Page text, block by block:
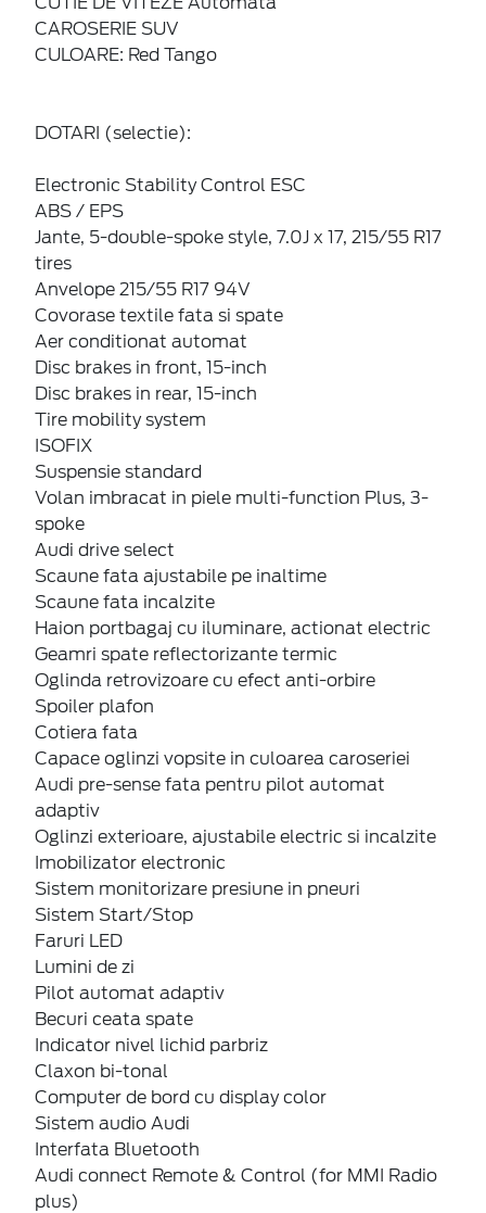
CAROSERIE SUV
CULOARE: Red Tango
DOTARI (selectie):
Electronic Stability Control ESC
ABS / EPS
Jante, 5-double-spoke style, 7.0J x 17, 215/55 R17
tires
Anvelope 215/55 R17 94V
Covorase textile fata si spate
Aer conditionat automat
Disc brakes in front, 15-inch
Disc brakes in rear, 15-inch
Tire mobility system
ISOFIX
Suspensie standard
Volan imbracat in piele multi-function Plus, 3-
spoke
Audi drive select
Scaune fata ajustabile pe inaltime
Scaune fata incalzite
Haion portbagaj cu iluminare, actionat electric
Geamri spate reflectorizante termic
Oglinda retrovizoare cu efect anti-orbire
Spoiler plafon
Cotiera fata
Capace oglinzi vopsite in culoarea caroseriei
Audi pre-sense fata pentru pilot automat
adaptiv
Oglinzi exterioare, ajustabile electric si incalzite
Imobilizator electronic
Sistem monitorizare presiune in pneuri
Sistem Start/Stop
Faruri LED
Lumini de zi
Pilot automat adaptiv
Becuri ceata spate
Indicator nivel lichid parbriz
Claxon bi-tonal
Computer de bord cu display color
Sistem audio Audi
Interfata Bluetooth
Audi connect Remote & Control (for MMI Radio
plus)